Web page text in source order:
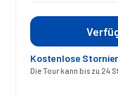
Kostenlose
Die Tour kann bis zu 24